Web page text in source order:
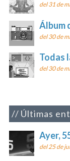
del 31 de
Álbum
del 30 de
Todas
del 30 de
Últimas
Ayer,
del 25 de